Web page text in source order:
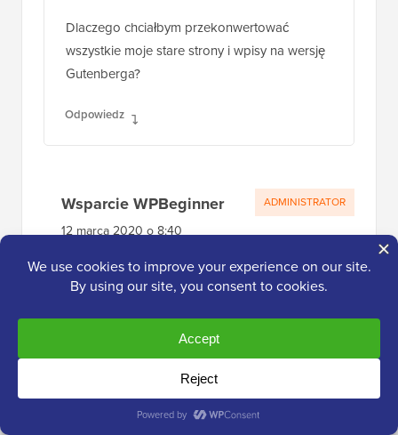
Dlaczego chciałbym przekonwertować
wszystkie moje stare strony i wpisy na wersję
Gutenberga?
Odpowiedz
Wsparcie WPBeginner
12 marca 2020 o 8:40
Aby dać sobie narzędzia do edycji, które
Odpowiedz
ADMINISTRATOR